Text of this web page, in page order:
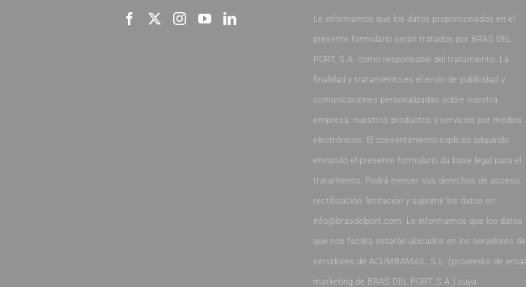
Le informamos que los datos proporcionados en el
presente formulario serán tratados por BRAS DEL
PORT, S.A. como responsable del tratamiento. La
finalidad y tratamiento es el envío de publicidad y
comunicaciones personalizadas sobre nuestra
empresa, nuestros productos y servicios por medios
electrónicos. El consentimiento explícito adquirido
enviando el presente formulario da base legal para el
tratamiento. Podrá ejercer sus derechos de acceso,
rectificación, limitación y suprimir los datos en
info@brasdelport.com. Le informamos que los datos
que nos facilita estarán ubicados en los servidores de
servidores de ACUMBAMAIL, S.L. (proveedor de email
marketing de BRAS DEL PORT, S.A.) cuya